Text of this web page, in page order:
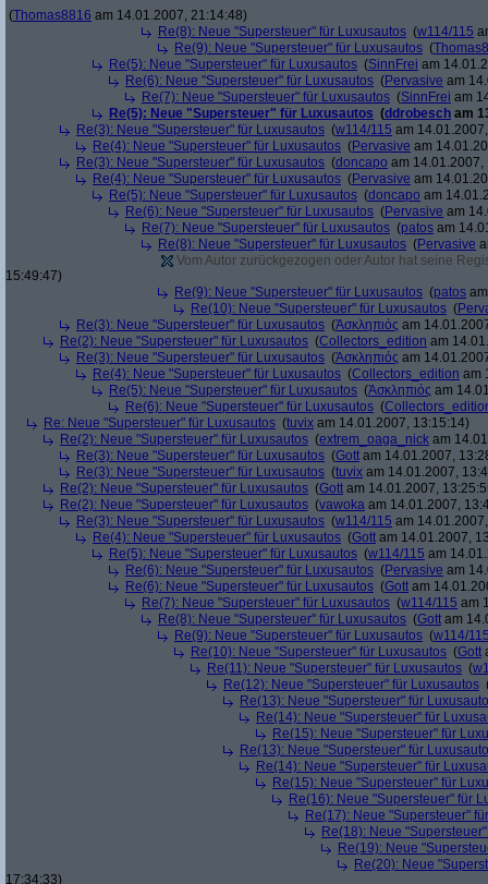
(Thomas8816 am 14.01.2007, 21:14:48)
Re(8): Neue "Supersteuer" für Luxusautos (w114/115
Re(9): Neue "Supersteuer" für Luxusautos (
Re(5): Neue "Supersteuer" für Luxusautos (SinnFrei am
Re(6): Neue "Supersteuer" für Luxusautos (Pervasive am
Re(7): Neue "Supersteuer" für Luxusautos (SinnFrei am
Re(5): Neue "Supersteuer" für Luxusautos (ddrobesch am
Re(3): Neue "Supersteuer" für Luxusautos (w114/115 am
Re(4): Neue "Supersteuer" für Luxusautos (Pervasive am
Re(3): Neue "Supersteuer" für Luxusautos (doncapo am 14.01.2007,
Re(4): Neue "Supersteuer" für Luxusautos (Pervasive am
Re(5): Neue "Supersteuer" für Luxusautos (doncapo am
Re(6): Neue "Supersteuer" für Luxusautos (Pervasive am
Re(7): Neue "Supersteuer" für Luxusautos (patos am
Re(8): Neue "Supersteuer" für Luxusautos (Pervasive
Vom Autor zurückgezogen oder Autor hat seine
15:49:47)
Re(9): Neue "Supersteuer" für Luxusautos (patos
Re(10): Neue "Supersteuer" für Luxusautos (
Re(3): Neue "Supersteuer" für Luxusautos (Ἀσκληπιός am
Re(2): Neue "Supersteuer" für Luxusautos (Collectors_edition am
Re(3): Neue "Supersteuer" für Luxusautos (Ἀσκληπιός am
Re(4): Neue "Supersteuer" für Luxusautos (Collectors_edition am
Re(5): Neue "Supersteuer" für Luxusautos (Ἀσκληπιός am
Re(6): Neue "Supersteuer" für Luxusautos (
Re: Neue "Supersteuer" für Luxusautos (tuvix am 14.01.2007, 13:15:14)
Re(2): Neue "Supersteuer" für Luxusautos (extrem_oaga_nick am
Re(3): Neue "Supersteuer" für Luxusautos (Gott am 14.01.2007,
Re(3): Neue "Supersteuer" für Luxusautos (tuvix am 14.01.2007,
Re(2): Neue "Supersteuer" für Luxusautos (Gott am 14.01.2007,
Re(2): Neue "Supersteuer" für Luxusautos (vawoka am 14.01.2007,
Re(3): Neue "Supersteuer" für Luxusautos (w114/115 am
Re(4): Neue "Supersteuer" für Luxusautos (Gott am 14.01.2007,
Re(5): Neue "Supersteuer" für Luxusautos (w114/115 am
Re(6): Neue "Supersteuer" für Luxusautos (Pervasive am
Re(6): Neue "Supersteuer" für Luxusautos (Gott am
Re(7): Neue "Supersteuer" für Luxusautos (w114/115 am
Re(8): Neue "Supersteuer" für Luxusautos (Gott am
Re(9): Neue "Supersteuer" für Luxusautos (w114/
Re(10): Neue "Supersteuer" für Luxusautos (Gott
Re(11): Neue "Supersteuer" für Luxusautos (
Re(12): Neue "Supersteuer" für Luxusautos
Re(13): Neue "Supersteuer" für
Re(14): Neue "Supersteuer" für
Re(15): Neue "Supersteuer" für
Re(13): Neue "Supersteuer" für
Re(14): Neue "Supersteuer" für
Re(15): Neue "Supersteuer" für
Re(16): Neue "Supersteuer" für
Re(17): Neue "Supersteuer"
Re(18): Neue
Re(19): Neue
Re(20): Neue
17:34:33)